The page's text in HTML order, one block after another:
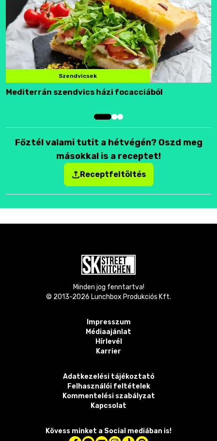
Szendvicsek
Mediterrán szendvics házi focacciából
Főztél valami tutit a hétvégén? Oszd meg
másokkal is a receptet!
Receptfeltöltés
Minden jog fenntartva!
© 2013-2026 Lunchbox Produkciós Kft.
Impresszum
Médiaajánlat
Hírlevél
Karrier
Adatkezelési tájékoztató
Felhasználói feltételek
Kommentelési szabályzat
Kapcsolat
Kövess minket a Social mediában is!